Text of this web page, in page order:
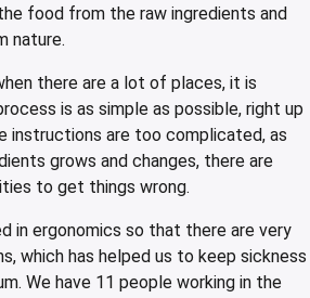
food from the raw ingredients and
nature.
there are a lot of places, it is
is as simple as possible, right up
instructions are too complicated, as
grows and changes, there are
to get things wrong.
in ergonomics so that there are very
which has helped us to keep sickness
We have 11 people working in the